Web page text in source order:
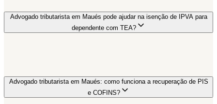
Advogado tributarista em Maués pode ajudar na isenção de IPVA para
dependente com TEA?
Advogado tributarista em Maués: como funciona a recuperação de PIS
e COFINS?